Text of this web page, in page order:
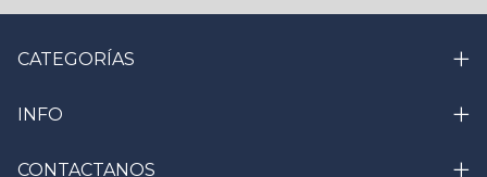
CATEGORÍAS
INFO
CONTACTANOS